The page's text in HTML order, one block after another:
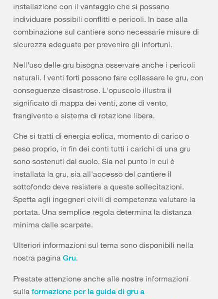
installazione con il vantaggio che si possano
individuare possibili conflitti e pericoli. In base alla
combinazione sul cantiere sono necessarie misure di
sicurezza adeguate per prevenire gli infortuni.
Nell'uso delle gru bisogna osservare anche i pericoli
naturali. I venti forti possono fare collassare le gru, con
conseguenze disastrose. L'opuscolo illustra il
significato di mappa dei venti, zone di vento,
frangivento e sistema di rotazione libera.
Che si tratti di energia eolica, momento di carico o
peso proprio, in fin dei conti tutti i carichi di una gru
sono sostenuti dal suolo. Sia nel punto in cui è
installata la gru, sia all'accesso del cantiere il
sottofondo deve resistere a queste sollecitazioni.
Spetta agli ingegneri civili di competenza valutare la
portata. Una semplice regola determina la distanza
minima dalle scarpate.
Ulteriori informazioni sul tema sono disponibili nella
nostra pagina Gru.
Prestate attenzione anche alle nostre informazioni
sulla formazione per la guida di gru a